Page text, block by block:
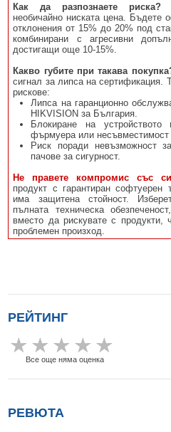
Как да разпознаете риска?
необичайно ниската цена. Бъдете
отклонения от 15% до 20% под
комбинирани с агресивни
достигащи още 10-15%.
Какво губите при такава
сигнал за липса на сертификация.
рискове:
Липса на гаранционно
HIKVISION за България.
Блокиране на
фърмуера или несъвместимост
Риск поради невъзможност
пачове за сигурност.
Не правете компромис със
продукт с гарантиран
има защитена стойност.
пълната техническа
вместо да рискувате с продукти,
проблемен произход.
РЕЙТИНГ
Все още няма оценка
РЕВЮТА